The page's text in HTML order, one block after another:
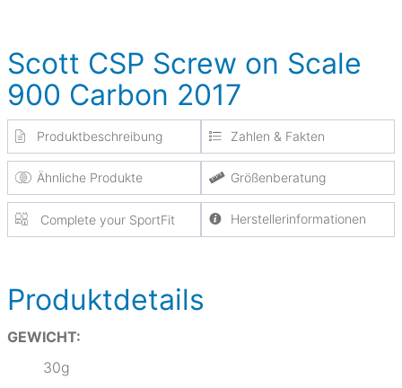
Scott CSP Screw on Scale
900 Carbon 2017
Produktbeschreibung Zahlen & Fakten
Ähnliche Produkte Größenberatung
Complete your SportFit Herstellerinformationen
Produktdetails
GEWICHT:
30g